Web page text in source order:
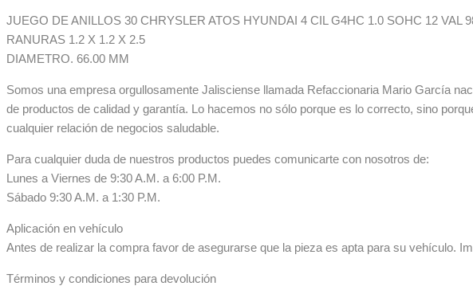
JUEGO DE ANILLOS 30 CHRYSLER ATOS HYUNDAI 4 CIL G4HC 1.0 SOHC 12 VAL
RANURAS 1.2 X 1.2 X 2.5
DIAMETRO. 66.00 MM
Somos una empresa orgullosamente Jalisciense llamada Refaccionaria Mario García
de productos de calidad y garantía. Lo hacemos no sólo porque es lo correcto, sino
cualquier relación de negocios saludable.
Para cualquier duda de nuestros productos puedes comunicarte con nosotros de:
Lunes a Viernes de 9:30 A.M. a 6:00 P.M.
Sábado 9:30 A.M. a 1:30 P.M.
Aplicación en vehículo
Antes de realizar la compra favor de asegurarse que la pieza es apta para su vehículo.
Términos y condiciones para devolución